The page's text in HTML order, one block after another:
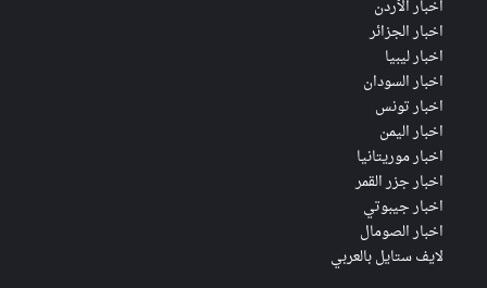
اخبار الأردن
اخبار الجزائر
اخبار ليبيا
اخبار السودان
اخبار تونس
اخبار اليمن
اخبار موريتانيا
اخبار جزر القمر
اخبار جيبوتي
اخبار الصومال
لايف ستايل بالعربي